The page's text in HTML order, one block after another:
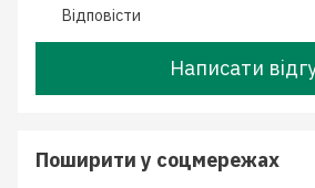
Відповісти
Написати
Поширити у соцмережах